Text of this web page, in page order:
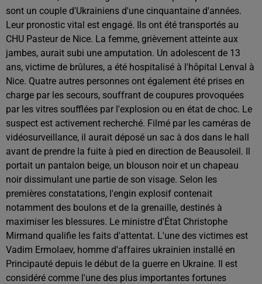
sont un couple d'Ukrainiens d'une cinquantaine d'années.
Leur pronostic vital est engagé. Ils ont été transportés au
CHU Pasteur de Nice. La femme, grièvement atteinte aux
jambes, aurait subi une amputation. Un adolescent de 13
ans, victime de brûlures, a été hospitalisé à l'hôpital Lenval à
Nice. Quatre autres personnes ont également été prises en
charge par les secours, souffrant de coupures provoquées
par les vitres soufflées par l'explosion ou en état de choc. Le
suspect est activement recherché. Filmé par les caméras de
vidéosurveillance, il aurait déposé un sac à dos dans le hall
avant de prendre la fuite à pied en direction de Beausoleil. Il
portait un pantalon beige, un blouson noir et un chapeau
noir dissimulant une partie de son visage. Selon les
premières constatations, l'engin explosif contenait
notamment des boulons et de la grenaille, destinés à
maximiser les blessures. Le ministre d'État Christophe
Mirmand qualifie les faits d'attentat. L'une des victimes est
Vadim Ermolaev, homme d'affaires ukrainien installé en
Principauté depuis le début de la guerre en Ukraine. Il est
considéré comme l'une des plus importantes fortunes